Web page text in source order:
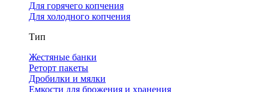
Для горячего копчения
Для холодного копчения
Тип
Жестяные банки
Реторт пакеты
Дробилки и мялки
Емкости для брожения и хранения